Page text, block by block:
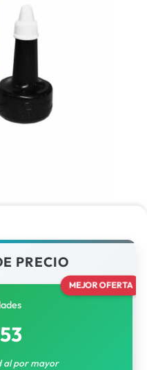
PRECIO
MEJOR OFERTA
al por mayor